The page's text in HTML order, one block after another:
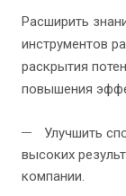
Расширить
инструментов
раскрытия
повышения
Улучшить
высоких
компании.